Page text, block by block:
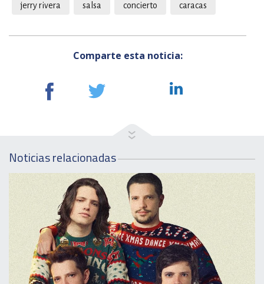
jerry rivera salsa concierto caracas
Comparte esta noticia:
Noticias relacionadas